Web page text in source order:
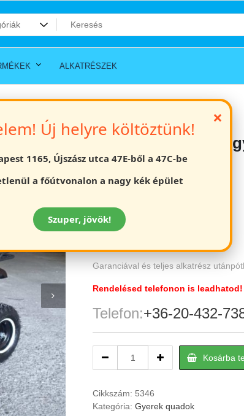
ALKATRÉSZEK
KXD M7- 49cc
Off road Benzines
KXD M7- 49cc
Értékelés
169000
Garanciával és teljes alkatrész
Rendelésed telefonon is leadhatod!
Telefon:+36-20-432-
road
gyerek
quad
Kosárba
Cikkszám: 5346
Kategória:Gyerek quadok
×
Új helyre költöztünk!
1165, Újszász utca 47E-ből a 47C-be
a főútvonalon a nagy kék épület
Szuper, jövök!